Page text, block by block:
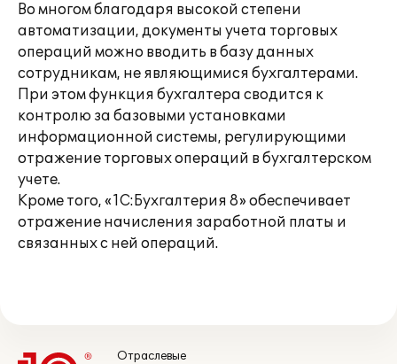
Во многом благодаря высокой степени
автоматизации, документы учета торговых
операций можно вводить в базу данных
сотрудникам, не являющимися бухгалтерами.
При этом функция бухгалтера сводится к
контролю за базовыми установками
информационной системы, регулирующими
отражение торговых операций в бухгалтерском
учете.
Кроме того, «1С:Бухгалтерия 8» обеспечивает
отражение начисления заработной платы и
связанных с ней операций.
Отраслевые